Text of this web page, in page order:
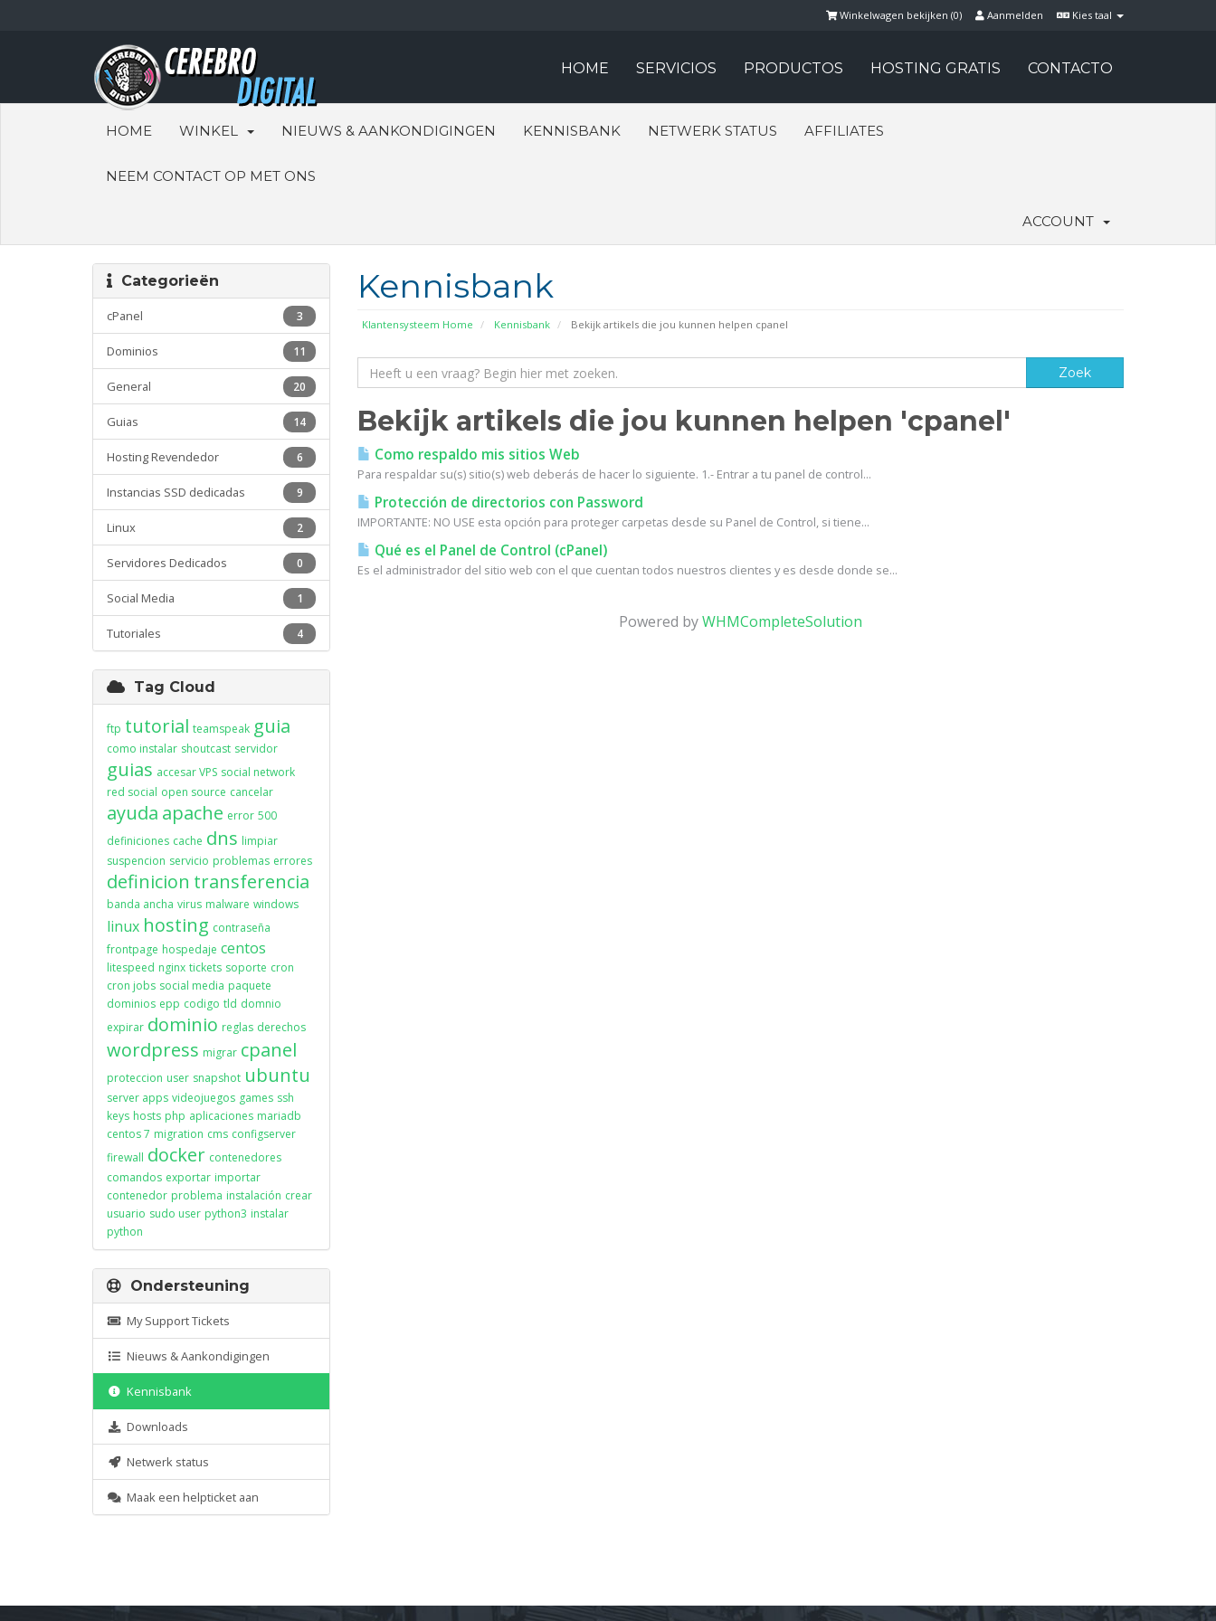
Kies taal
Aanmelden
Winkelwagen bekijken (0)
HOME SERVICIOS PRODUCTOS HOSTING GRATIS CONTACTO
HOME WINKEL NIEUWS & AANKONDIGINGEN KENNISBANK NETWERK STATUS AFFILIATES
NEEM CONTACT OP MET ONS
ACCOUNT
Kennisbank
Klantensysteem Home Kennisbank Bekijk artikels die jou kunnen helpen cpanel
Categorieën
3
cPanel
11
Dominios
20
General
14
Guias
6
Hosting Revendedor
9
Instancias SSD dedicadas
2
Linux
0
Servidores Dedicados
1
Social Media
4
Tutoriales
Bekijk artikels die jou kunnen helpen 'cpanel'
Como respaldo mis sitios Web
Para respaldar su(s) sitio(s) web deberás de hacer lo siguiente. 1.- Entrar a tu panel de control...
Protección de directorios con Password
IMPORTANTE: NO USE esta opción para proteger carpetas desde su Panel de Control, si tiene...
Qué es el Panel de Control (cPanel)
Es el administrador del sitio web con el que cuentan todos nuestros clientes y es desde donde se...
Powered byWHMCompleteSolution
Tag Cloud
ftp tutorial teamspeak guia
como instalar shoutcast servidor
guias accesar VPS social network
red social open source cancelar
ayuda apache error 500
definiciones cache dns limpiar
suspencion servicio problemas errores
definicion transferencia
banda ancha virus malware windows
linux hosting contraseña
frontpage hospedaje centos
litespeed nginx tickets soporte cron
cron jobs social media paquete
dominios epp codigo tld domnio
expirar dominio reglas derechos
wordpress migrar cpanel
proteccion user snapshot ubuntu
server apps videojuegos games ssh
keys hosts php aplicaciones mariadb
centos 7 migration cms configserver
firewall docker contenedores
comandos exportar importar
contenedor problema instalación crear
usuario sudo user python3 instalar
python
Ondersteuning
My Support Tickets
Nieuws & Aankondigingen
Kennisbank
Downloads
Netwerk status
Maak een helpticket aan